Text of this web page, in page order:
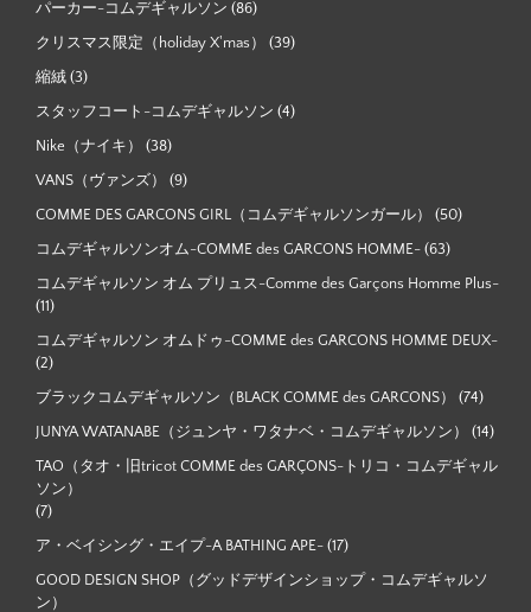
パーカー-コムデギャルソン (86)
クリスマス限定（holiday X'mas） (39)
縮絨 (3)
スタッフコート-コムデギャルソン (4)
Nike（ナイキ） (38)
VANS（ヴァンズ） (9)
COMME DES GARCONS GIRL（コムデギャルソンガール） (50)
コムデギャルソンオム-COMME des GARCONS HOMME- (63)
コムデギャルソン オム プリュス-Comme des Garçons Homme Plus-
(11)
コムデギャルソン オムドゥ-COMME des GARCONS HOMME DEUX-
(2)
ブラックコムデギャルソン（BLACK COMME des GARCONS） (74)
JUNYA WATANABE（ジュンヤ・ワタナベ・コムデギャルソン） (14)
TAO（タオ・旧tricot COMME des GARÇONS-トリコ・コムデギャル
ソン）
(7)
ア・ベイシング・エイプ-A BATHING APE- (17)
GOOD DESIGN SHOP（グッドデザインショップ・コムデギャルソ
ン）